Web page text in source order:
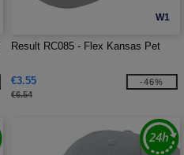
W1
Result RC085 - Flex Kansas Pet
€3.55
€6.54
-46%